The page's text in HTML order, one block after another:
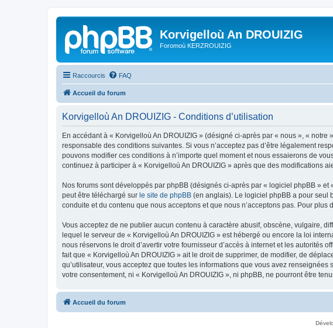
Korvigelloù An DROUIZIG
Foromoù KERZROUIZIG
Raccourcis FAQ
Accueil du forum
Korvigelloù An DROUIZIG - Conditions d’utilisation
En accédant à « Korvigelloù An DROUIZIG » (désigné ci-après par « nous », «
responsable des conditions suivantes. Si vous n’acceptez pas d’être légalement
pouvons modifier ces conditions à n’importe quel moment et nous essaierons de
continuez à participer à « Korvigelloù An DROUIZIG » après que des modifications
Nos forums sont développés par phpBB (désignés ci-après par « logiciel phpBB »
peut être téléchargé sur le site de phpBB (en anglais). Le logiciel phpBB a pour seul
conduite et du contenu que nous acceptons et que nous n’acceptons pas. Pour plus
Vous acceptez de ne publier aucun contenu à caractère abusif, obscène, vulgaire,
lequel le serveur de « Korvigelloù An DROUIZIG » est hébergé ou encore la loi
nous réservons le droit d’avertir votre fournisseur d’accès à internet et les autorités
fait que « Korvigelloù An DROUIZIG » ait le droit de supprimer, de modifier, de
qu’utilisateur, vous acceptez que toutes les informations que vous avez
votre consentement, ni « Korvigelloù An DROUIZIG », ni phpBB, ne pourront être
Accueil du forum